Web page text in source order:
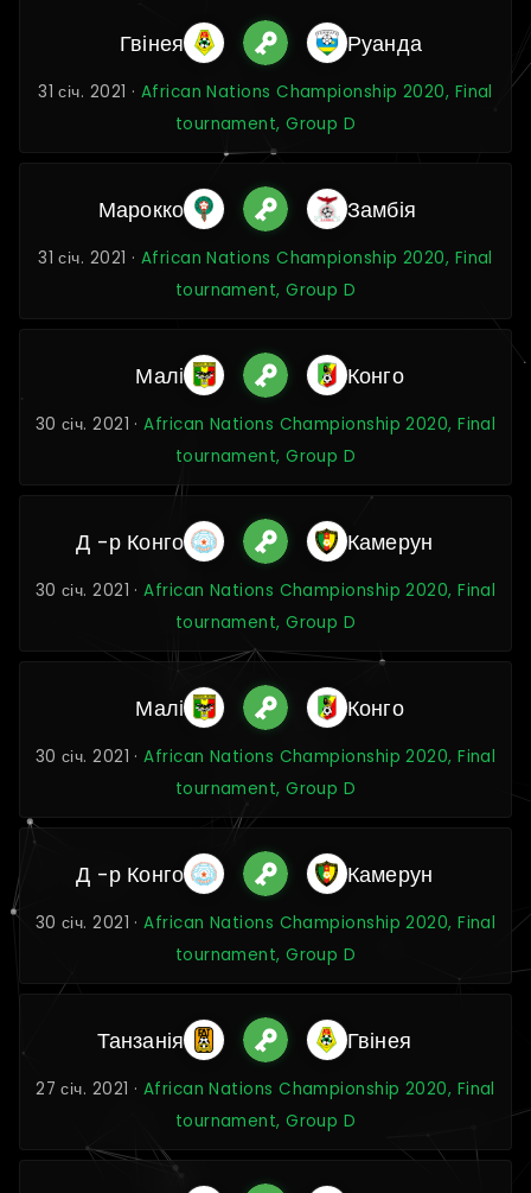
Гвінея Руанда
31 січ. 2021 · African Nations Championship 2020, Final
tournament, Group D
Марокко Замбія
31 січ. 2021 · African Nations Championship 2020, Final
tournament, Group D
Малі Конго
30 січ. 2021 ·African Nations Championship 2020, Final
tournament, Group D
Д -р Конго Камерун
30 січ. 2021 ·African Nations Championship 2020, Final
tournament, Group D
Малі Конго
30 січ. 2021 ·African Nations Championship 2020, Final
tournament, Group D
Д -р Конго Камерун
30 січ. 2021 ·African Nations Championship 2020, Final
tournament, Group D
Танзанія Гвінея
27 січ. 2021 · African Nations Championship 2020, Final
tournament, Group D